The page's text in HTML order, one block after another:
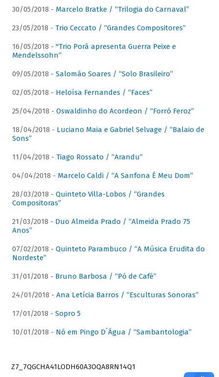
30/05/2018 - Marcelo Bratke / “Trilogia do Carnaval”
23/05/2018 - Trio Ceccato / “Grandes Compositores”
16/05/2018 - "Trio Porã apresenta Guerra Peixe e
Mendelssohn”
09/05/2018 - Salomão Soares / “Solo Brasileiro”
02/05/2018 - Heloísa Fernandes / “Faces”
25/04/2018 - Oswaldinho do Acordeon / “Forró Feroz”
18/04/2018 - Luciano Maia e Gabriel Selvage / “Balaio de
Sons”
11/04/2018 - Tiago Rossato / “Arandu”
04/04/2018 - Marcelo Caldi / “A Sanfona É Meu Dom”
28/03/2018 - Quinteto Villa-Lobos / “Grandes
Compositoras”
21/03/2018 - Duo Almeida Prado / “Almeida Prado 75
Anos”
07/02/2018 - Quinteto Parambuco / “A Música Erudita do
Nordeste”
31/01/2018 - Bruno Barbosa / “Pó de Café”
24/01/2018 - Ana Letícia Barros / “Esculturas Sonoras”
17/01/2018 - Sopro 5
10/01/2018 - Nó em Pingo D´Água / “Sambantologia”
Z7_7QGCHA41LODH60A3OQA8RN14Q1